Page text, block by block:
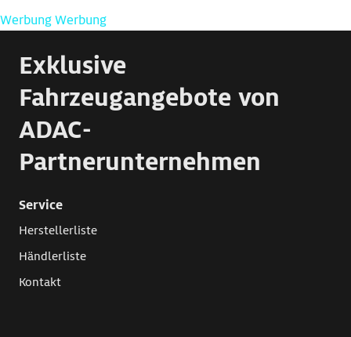
WerbungWerbung
Exklusive
Fahrzeugangebote von
ADAC-
Partnerunternehmen
Service
Herstellerliste
Händlerliste
Kontakt